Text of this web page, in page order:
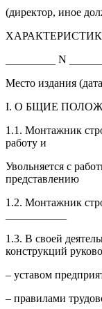
(директор, иное
ХАРАКТЕРИСТИКА
_________ N
Место издания
I. О БЩИЕ
1.1. Монтажник
работу и
Увольняется с
представлению
1.2. Монтажник
1.3. В своей
конструкций
– уставом
– правилами